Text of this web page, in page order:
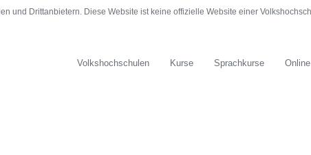
und Drittanbietern. Diese Website ist keine offizielle Website einer
Volkshochschulen Kurse Sprachkurse